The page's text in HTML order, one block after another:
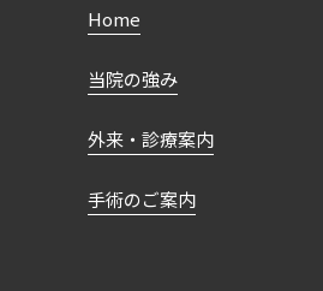
Home
当院の強み
外来・診療案内
手術のご案内